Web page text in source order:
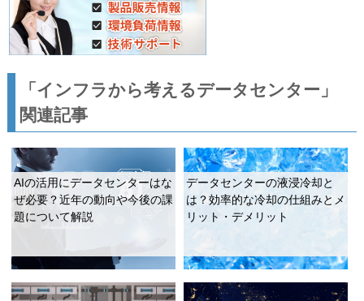
「インフラから考えるデータセンター」
関連記事
AIの活用にデータセンターはな
ぜ必要？近年の動向や今後の課
題について解説
データセンターの液浸冷却と
は？効率的な冷却の仕組みとメ
リット・デメリット